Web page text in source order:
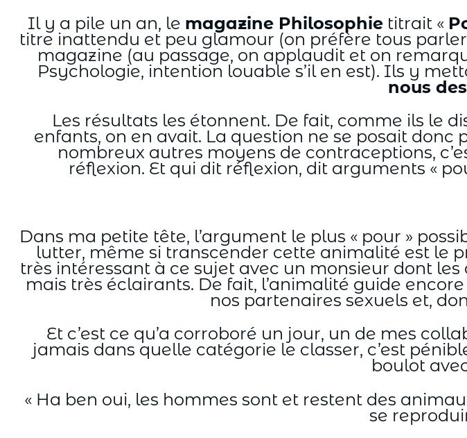
Il y a pile un an, le magazine Philosophietitrait «
titre inattendu et peu glamour (on préfère tous
magazine (au passage, on applaudit et on
Psychologie, intention louable s’il en est). Ils y
nous
Les résultats les étonnent. De fait, comme ils le
enfants, on en avait. La question ne se posait donc
nombreux autres moyens de contraceptions,
réflexion. Et qui dit réflexion, dit arguments «
Dans ma petite tête, l’argument le plus « pour »
lutter, même si transcender cette animalité est le
très intéressant à ce sujet avec un monsieur dont
mais très éclairants. De fait, l’animalité guide
nos partenaires sexuels et,
Et c’est ce qu’a corroboré un jour, un de mes
jamais dans quelle catégorie le classer, c’est
boulot
« Ha ben oui, les hommes sont et restent des
se